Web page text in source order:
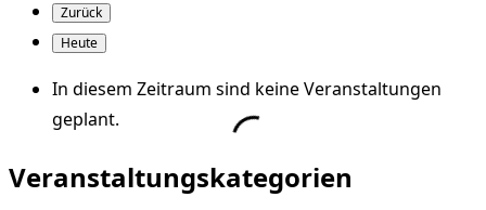
Zurück
Heute
In diesem Zeitraum sind keine Veranstaltungen
geplant.
Veranstaltungskategorien